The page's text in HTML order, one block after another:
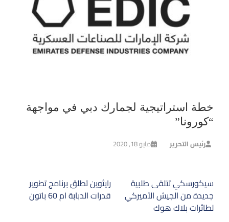
خطة استراتيجية لجمارك دبي في مواجهة
“كورونا”
رئيس التحرير مايو 18, 2020
تصفّح
المقالات
رايثوين تطلق برنامج تطوير
قدرات الدبابة ام 60 باتون
سيكورسكي تتلقى طلبية
جديدة من الجيش الأميركي
لطائرات بلاك هوك